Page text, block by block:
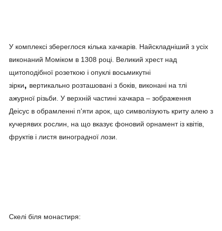
У комплексі збереглося кілька хачкарів. Найскладніший з усіх
виконаний Моміком в 1308 році. Великий хрест над
щитоподібної розеткою і опуклі восьмикутні
зірки, вертикально розташовані з боків, виконані на тлі
ажурної різьби. У верхній частині хачкара – зображення
Деісус в обрамленні п'яти арок, що символізують криту алею з
кучерявих рослин, на що вказує фоновий орнамент із квітів,
фруктів і листя виноградної лози.
Скелі біля монастиря: